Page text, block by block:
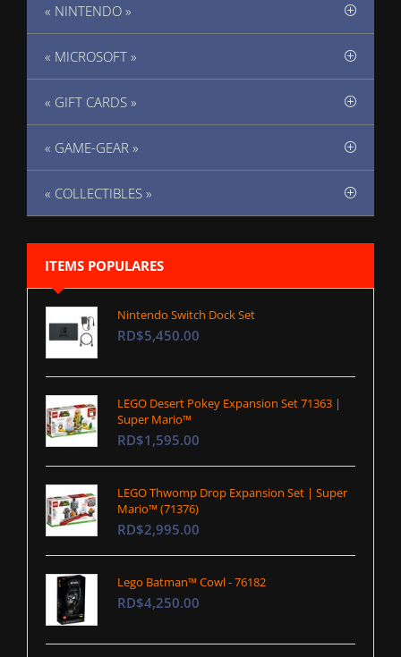
« NINTENDO »
« MICROSOFT »
« GIFT CARDS »
« GAME-GEAR »
« COLLECTIBLES »
ITEMS POPULARES
Nintendo Switch Dock Set
RD$5,450.00
LEGO Desert Pokey Expansion Set 71363 |
Super Mario™
RD$1,595.00
LEGO Thwomp Drop Expansion Set | Super
Mario™ (71376)
RD$2,995.00
Lego Batman™ Cowl - 76182
RD$4,250.00